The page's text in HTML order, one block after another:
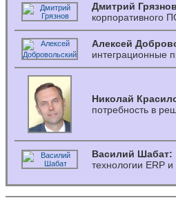
Дмитрий
корпоративного
Алексей
интеграционные
Николай
потребность в
Василий Шабат:
технологии ERP и